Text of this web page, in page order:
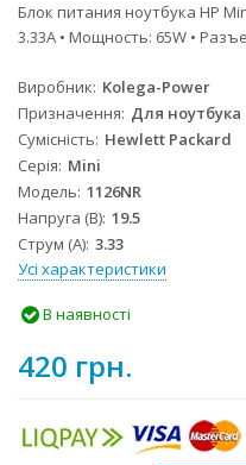
Блок питания ноутбука HP
3.33A • Мощность: 65W •
Виробник Kolega-Power
Призначення Для ноутбука
Сумісність Hewlett Packard
Серія Mini
Модель 1126NR
Напруга (В) 19.5
Струм (А) 3.33
Усі характеристики
В наявності
420 грн.